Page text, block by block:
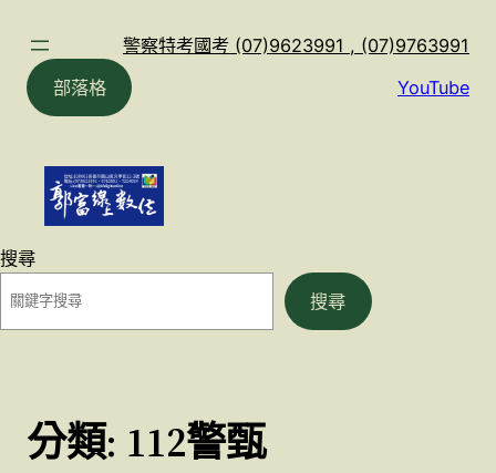
警察特考國考 (07)9623991 , (07)9763991
部落格
YouTube
搜尋
搜尋
分類: 112警甄